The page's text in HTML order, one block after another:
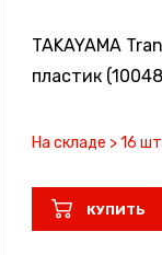
TAKAYAMA
пластик
На складе > 16
КУПИТЬ